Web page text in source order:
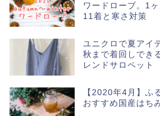
ワードローブ。1
11着と寒さ対策
ユニクロで夏アイ
秋まで着回しでき
レンドサロペット
【2020年4月】ふ
おすすめ国産はち